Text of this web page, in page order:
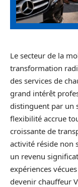
Le secteur de la
transformation
des services de
grand intérêt
distinguent par un
flexibilité accrue
croissante de
activité réside non
un revenu
expériences
devenir chauffeur